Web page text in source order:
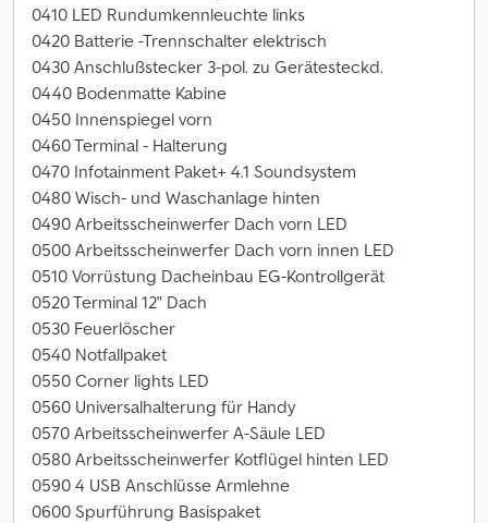
0410 LED Rundumkennleuchte links
0420 Batterie -Trennschalter elektrisch
0430 Anschlußstecker 3-pol. zu Gerätesteckd.
0440 Bodenmatte Kabine
0450 Innenspiegel vorn
0460 Terminal - Halterung
0470 Infotainment Paket+ 4.1 Soundsystem
0480 Wisch- und Waschanlage hinten
0490 Arbeitsscheinwerfer Dach vorn LED
0500 Arbeitsscheinwerfer Dach vorn innen LED
0510 Vorrüstung Dacheinbau EG-Kontrollgerät
0520 Terminal 12" Dach
0530 Feuerlöscher
0540 Notfallpaket
0550 Corner lights LED
0560 Universalhalterung für Handy
0570 Arbeitsscheinwerfer A-Säule LED
0580 Arbeitsscheinwerfer Kotflügel hinten LED
0590 4 USB Anschlüsse Armlehne
0600 Spurführung Basispaket